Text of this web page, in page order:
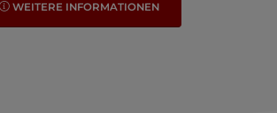
WEITERE INFORMATIONEN